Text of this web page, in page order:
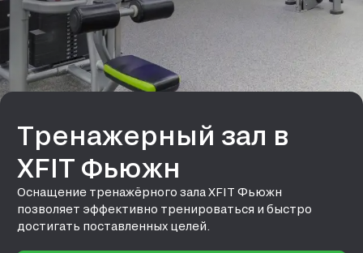
Тренажерный зал в
XFIT Фьюжн
Оснащение тренажёрного зала XFIT Фьюжн
позволяет эффективно тренироваться и быстро
достигать поставленных целей.